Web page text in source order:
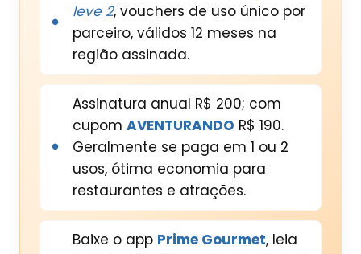
leve 2, vouchers de uso único por
parceiro, válidos 12 meses na
região assinada.
Assinatura anual R$ 200; com
cupom AVENTURANDO R$ 190.
Geralmente se paga em 1 ou 2
usos, ótima economia para
restaurantes e atrações.
Baixe o app Prime Gourmet, leia